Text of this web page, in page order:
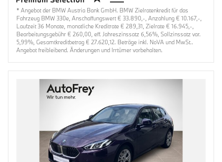
* Angebot der BMW Austria Bank GmbH. BMW Zielratenkredit für das
Fahrzeug BMW 330e, Anschaffungswert € 33.890,-, Anzahlung € 10.167,-,
Laufzeit 36 Monate, monatliche Kreditrate € 289,31, Zielrate € 16.945,-,
Bearbeitungsgebühr € 260,00, eff. Jahreszinssatz 6,56%, Sollzinssatz var.
5,99%, Gesamtkreditbetrag € 27.620,12. Beträge inkl. NoVA und MwSt..
Angebot freibleibend. Änderungen und Irrtümer vorbehalten.